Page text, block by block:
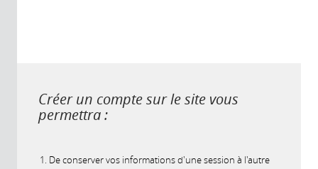
Créer un compte sur le site vous
permettra :
De conserver vos informations d'une session à l'autre